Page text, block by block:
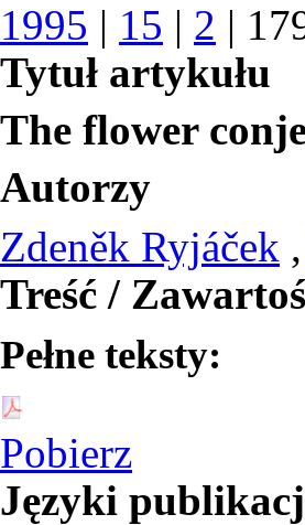
1995 | 15 | 2 |
Tytuł artykułu
The flower
Autorzy
Zdeněk Ryjáček ,
Treść /
Pełne teksty:
Pobierz
Języki